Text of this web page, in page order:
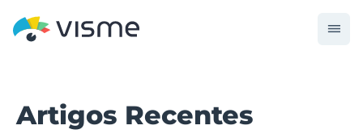
Artigos Recentes